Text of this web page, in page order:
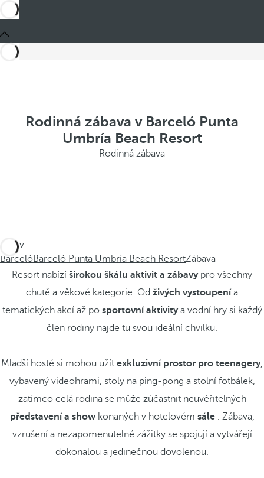
Rodinná zábava v Barceló Punta
Umbría Beach Resort
Rodinná zábava
Jste v
BarcelóBarceló Punta Umbría Beach ResortZábava
Resort nabízí širokou škálu aktivit a zábavypro všechny
chutě a věkové kategorie. Od živých vystoupenía
tematických akcí až po sportovní aktivitya vodní hry si každý
člen rodiny najde tu svou ideální chvilku.
Mladší hosté si mohou užít exkluzivní prostor pro teenagery,
vybavený videohrami, stoly na ping-pong a stolní fotbálek,
zatímco celá rodina se může zúčastnit neuvěřitelných
představení a showkonaných v hotelovém sále. Zábava,
vzrušení a nezapomenutelné zážitky se spojují a vytvářejí
dokonalou a jedinečnou dovolenou.